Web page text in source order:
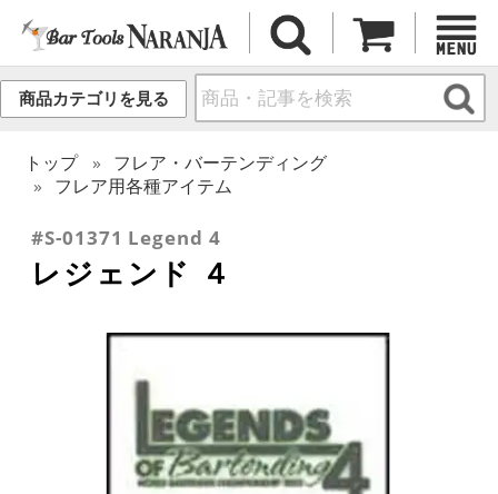
商品カテゴリを見る
トップ
フレア・バーテンディング
フレア用各種アイテム
#S-01371 Legend 4
レジェンド ４